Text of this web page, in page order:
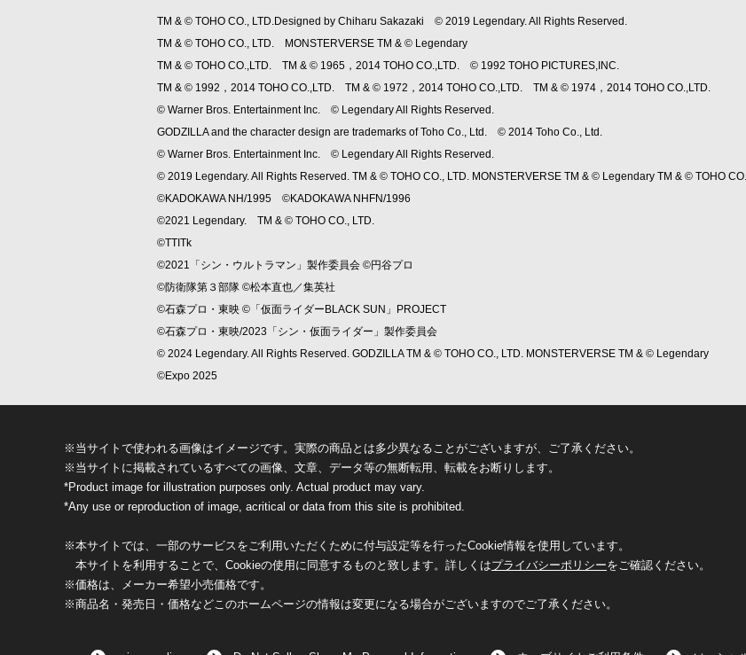
TM & © TOHO CO., LTD.Designed by Chiharu Sakazaki © 2019 Legendary. All Rights Reserved.
TM & © TOHO CO., LTD. MONSTERVERSE TM & © Legendary
TM & © TOHO CO.,LTD. TM & © 1965，2014 TOHO CO.,LTD. © 1992 TOHO PICTURES,INC.
TM & © 1992，2014 TOHO CO.,LTD. TM & © 1972，2014 TOHO CO.,LTD. TM & © 1974，2014 TOHO CO.,LTD.
© Warner Bros. Entertainment Inc. © Legendary All Rights Reserved.
GODZILLA and the character design are trademarks of Toho Co., Ltd. © 2014 Toho Co., Ltd.
© Warner Bros. Entertainment Inc. © Legendary All Rights Reserved.
© 2019 Legendary. All Rights Reserved. TM & © TOHO CO., LTD. MONSTERVERSE TM & © Legendary TM & © TOHO
©KADOKAWA NH/1995 ©KADOKAWA NHFN/1996
©2021 Legendary. TM & © TOHO CO., LTD.
©TTITk
©2021「シン・ウルトラマン」製作委員会 ©円谷プロ
©防衛隊第３部隊 ©松本直也／集英社
©石森プロ・東映 ©「仮面ライダーBLACK SUN」PROJECT
©石森プロ・東映/2023「シン・仮面ライダー」製作委員会
© 2024 Legendary. All Rights Reserved. GODZILLA TM & © TOHO CO., LTD. MONSTERVERSE TM & © Legendary
©Expo 2025
※当サイトで使われる画像はイメージです。実際の商品とは多少異なることがございますが、ご了承ください。
※当サイトに掲載されているすべての画像、文章、データ等の無断転用、転載をお断りします。
*Product image for illustration purposes only. Actual product may vary.
*Any use or reproduction of image, acritical or data from this site is prohibited.
※本サイトでは、一部のサービスをご利用いただくために付与設定等を行ったCookie情報を使用しています。
本サイトを利用することで、Cookieの使用に同意するものと致します。詳しくはプライバシーポリシーをご確認ください。
※価格は、メーカー希望小売価格です。
※商品名・発売日・価格などこのホームページの情報は変更になる場合がございますのでご了承ください。